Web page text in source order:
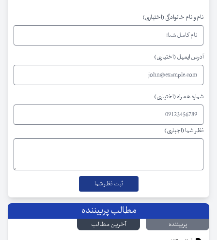
نام و نام خانوادگی (اختیاری)
آدرس ایمیل (اختیاری)
شماره همراه (اختیاری)
نظر شما (اجباری)
مطالب پربیننده
پربیننده
آخرین مطالب